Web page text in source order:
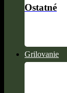
Ostatné
Grilovanie